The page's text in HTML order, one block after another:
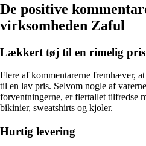
De positive
virksomheden Zaful
Lækkert tøj til en rimelig pris
Flere af kommentarerne fremhæver,
til en lav pris. Selvom nogle af
forventningerne, er flertallet tilfredse
bikinier, sweatshirts og kjoler.
Hurtig levering